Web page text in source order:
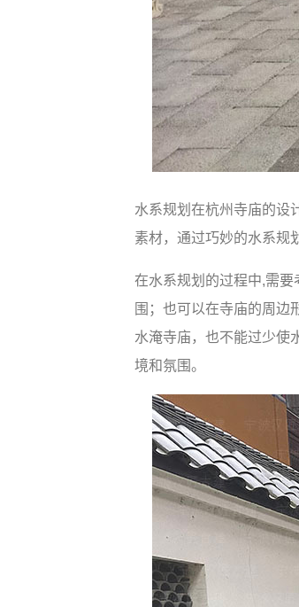
水系规划在杭州寺庙的设
素材，通过巧妙的水系规
在水系规划的过程中,需
围；也可以在寺庙的周边
水淹寺庙，也不能过少使
境和氛围。